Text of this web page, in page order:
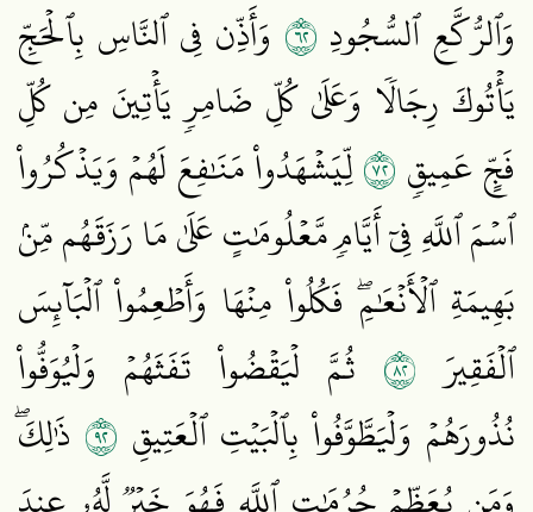
وَٱلرُّكَّعِ ٱلسُّجُودِ ٢٦ وَأَذِّن فِي ٱلنَّاسِ بِٱلۡحَجِّ
يَأۡتُوكَ رِجَالٗا وَعَلَىٰ كُلِّ ضَامِرٖ يَأۡتِينَ مِن كُلِّ
فَجٍّ عَمِيقٖ٢٧لِّيَشۡهَدُواْ مَنَٰفِعَ لَهُمۡ وَيَذۡكُرُواْ
ٱسۡمَ ٱللَّهِ فِيٓ أَيَّامٖ مَّعۡلُومَٰتٍ عَلَىٰ مَا رَزَقَهُم مِّنۢ
بَهِيمَةِ ٱلۡأَنۡعَٰمِۖ فَكُلُواْ مِنۡهَا وَأَطۡعِمُواْ ٱلۡبَآئِسَ
ٱلۡفَقِيرَ ٢٨ ثُمَّ لۡيَقۡضُواْ تَفَثَهُمۡ وَلۡيُوَفُّواْ
نُذُورَهُمۡ وَلۡيَطَّوَّفُواْ بِٱلۡبَيۡتِ ٱلۡعَتِيقِ ٢٩ ذَٰلِكَۖ